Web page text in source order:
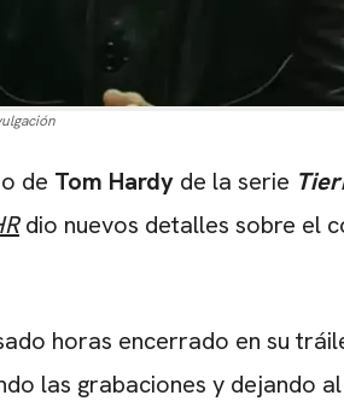
de Tom Hardy de la serie
dio nuevos detalles sobre el
horas encerrado en su
las grabaciones y dejando